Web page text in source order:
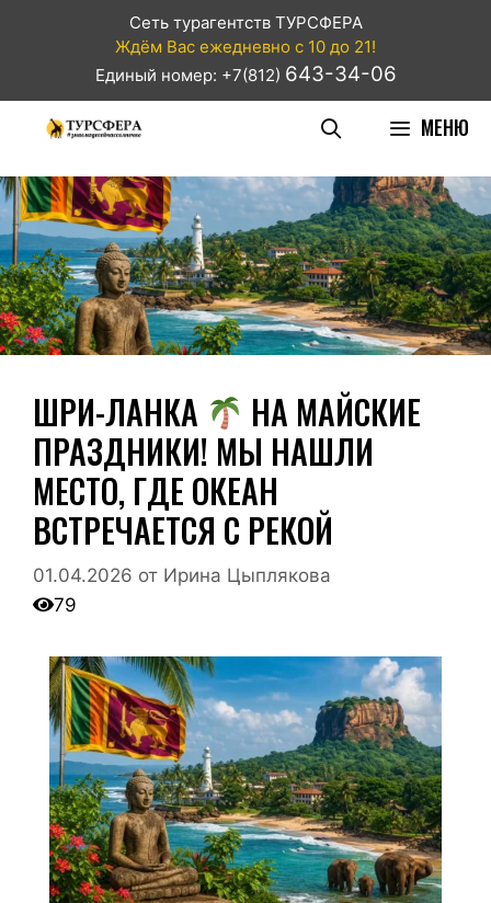
Сеть турагентств ТУРСФЕРА
Ждём Вас ежедневно с 10 до 21!
Единый номер: +7(812) 643-34-06
МЕНЮ
ШРИ-ЛАНКА
НА МАЙСКИЕ
ПРАЗДНИКИ! МЫ НАШЛИ
МЕСТО, ГДЕ ОКЕАН
ВСТРЕЧАЕТСЯ С РЕКОЙ
01.04.2026 от Ирина Цыплякова
79